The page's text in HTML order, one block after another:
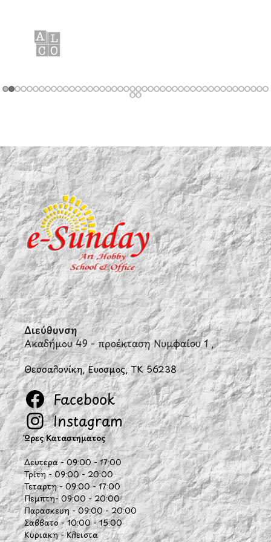
Διεύθυνση
Ακαδήμου 49 - προέκταση Νυμφαίου 1 ,
Θεσσαλονίκη, Εύοσμος, ΤΚ 56238
Facebook
Instagram
Ώρες Καταστήματος
Δευτέρα - 09:00 - 17:00
Τρίτη - 09:00 - 20:00
Τετάρτη - 09:00 - 17:00
Πέμπτη- 09:00 - 20:00
Παρασκευή - 09:00 - 20:00
Σάββατο - 10:00 - 15:00
Κυριακή - Κλειστά